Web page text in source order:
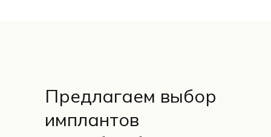
Предлагаем выбор
имплантов
ЗАБРОНИРОВАТЬ ЦЕНУ